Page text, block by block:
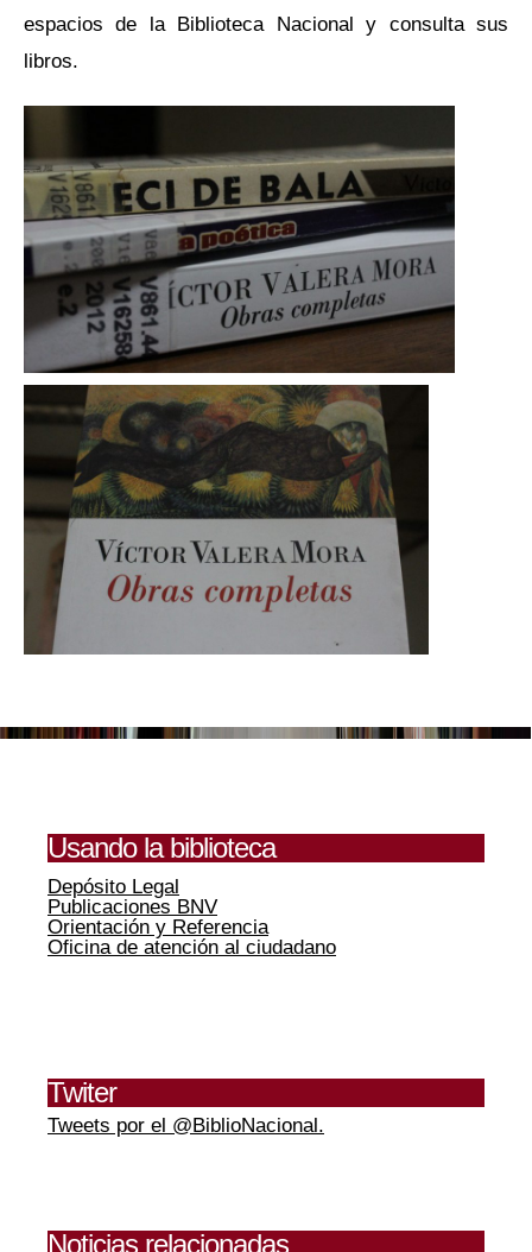
espacios de la Biblioteca Nacional y consulta sus
libros.
Usando la biblioteca
Depósito Legal
Publicaciones BNV
Orientación y Referencia
Oficina de atención al ciudadano
Twiter
Tweets por el @BiblioNacional.
Noticias relacionadas